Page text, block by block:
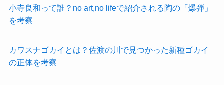
小寺良和って誰？no art,no lifeで紹介される陶の「爆弾」
を考察
カワスナゴカイとは？佐渡の川で見つかった新種ゴカイ
の正体を考察